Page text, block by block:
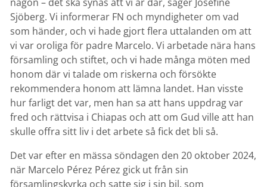
Sjöberg. Vi informerar FN och myndigheter om vad
som händer, och vi hade gjort flera uttalanden om att
vi var oroliga för padre Marcelo. Vi arbetade nära hans
församling och stiftet, och vi hade många möten med
honom där vi talade om riskerna och försökte
rekommendera honom att lämna landet. Han visste
hur farligt det var, men han sa att hans uppdrag var
fred och rättvisa i Chiapas och att om Gud ville att han
skulle offra sitt liv i det arbete så fick det bli så.
Det var efter en mässa söndagen den 20 oktober 2024,
när Marcelo Pérez Pérez gick ut från sin
församlingskyrka och satte sig i sin bil, som